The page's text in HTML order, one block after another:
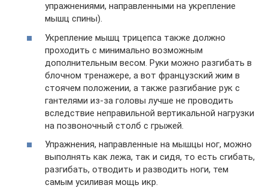
упражнениями, направленными на укрепление
мышц спины).
Укрепление мышц трицепса также должно
проходить с минимально возможным
дополнительным весом. Руки можно разгибать в
блочном тренажере, а вот французский жим в
стоячем положении, а также разгибание рук с
гантелями из-за головы лучше не проводить
вследствие неправильной вертикальной нагрузки
на позвоночный столб с грыжей.
Упражнения, направленные на мышцы ног, можно
выполнять как лежа, так и сидя, то есть сгибать,
разгибать, отводить и разводить ноги, тем
самым усиливая мощь икр.